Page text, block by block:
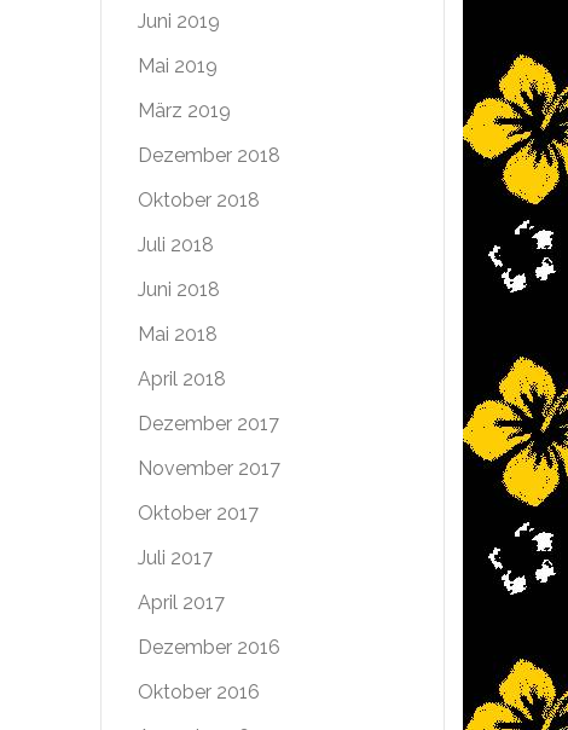
Juni 2019
Mai 2019
März 2019
Dezember 2018
Oktober 2018
Juli 2018
Juni 2018
Mai 2018
April 2018
Dezember 2017
November 2017
Oktober 2017
Juli 2017
April 2017
Dezember 2016
Oktober 2016